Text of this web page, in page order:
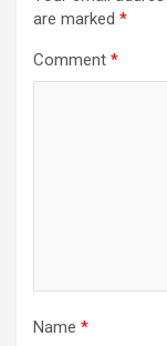
are marked *
Comment *
Name *